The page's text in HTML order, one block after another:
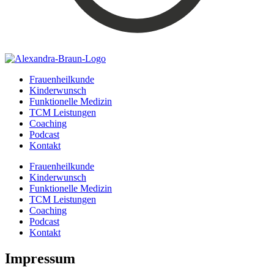
Frauenheilkunde
Kinderwunsch
Funktionelle Medizin
TCM Leistungen
Coaching
Podcast
Kontakt
Frauenheilkunde
Kinderwunsch
Funktionelle Medizin
TCM Leistungen
Coaching
Podcast
Kontakt
Impressum